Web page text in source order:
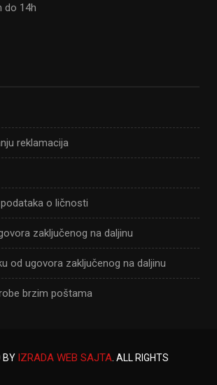
do 14h
reklamacija
o ličnosti
zaključenog na daljinu
od ugovora zaključenog na daljinu
brzim poštama
BY IZRADA WEB SAJTA . ALL RIGHTS